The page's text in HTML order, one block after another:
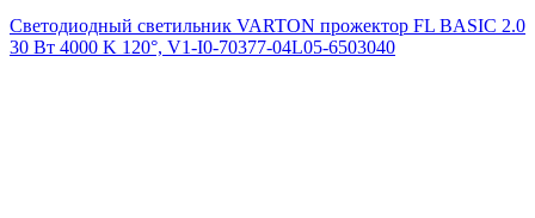
Светодиодный светильник VARTON прожектор FL BASIC 2.0
30 Вт 4000 K 120°, V1-I0-70377-04L05-6503040